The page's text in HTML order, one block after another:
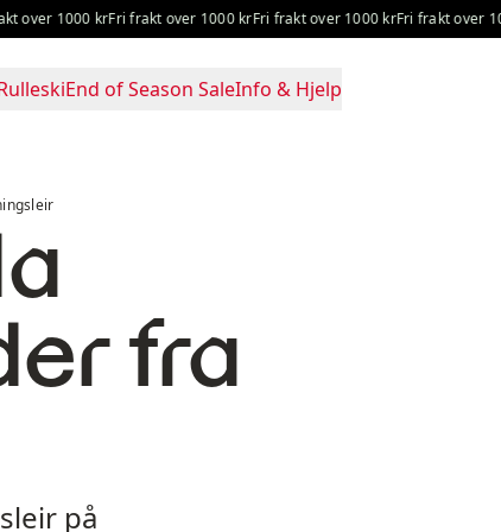
1000 krFri frakt over 1000 krFri frakt over 1000 krFri frakt over 1000
End of Season SaleInfo & Hjelp
fra
på